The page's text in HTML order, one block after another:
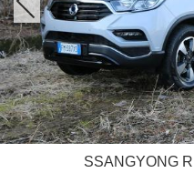
SSANGYONG